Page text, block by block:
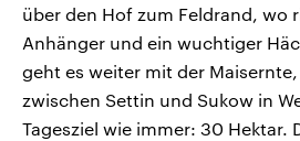
über den Hof zum Feldrand, wo
Anhänger und ein wuchtiger
geht es weiter mit der
zwischen Settin und Sukow in
Tagesziel wie immer: 30 Hektar.